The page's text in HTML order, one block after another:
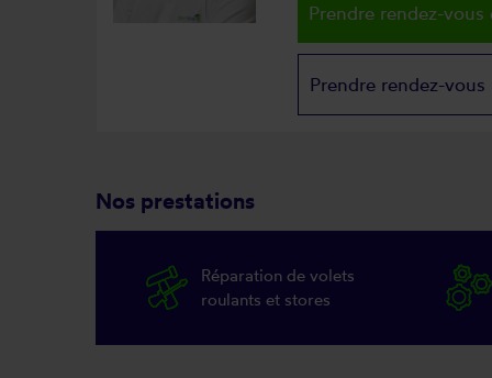
Prendre rendez-vous
Prendre rendez-vous
Nos prestations
Réparation de volets
roulants et stores